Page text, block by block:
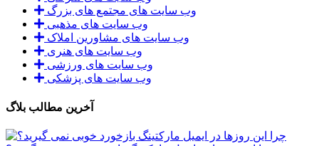
وب سایت های مجتمع های بزرگ
وب سایت های مذهبی
وب سایت های مشاورین املاک
وب سایت های هنری
وب سایت های ورزشی
وب سایت های پزشکی
آخرین مطالب بلاگ